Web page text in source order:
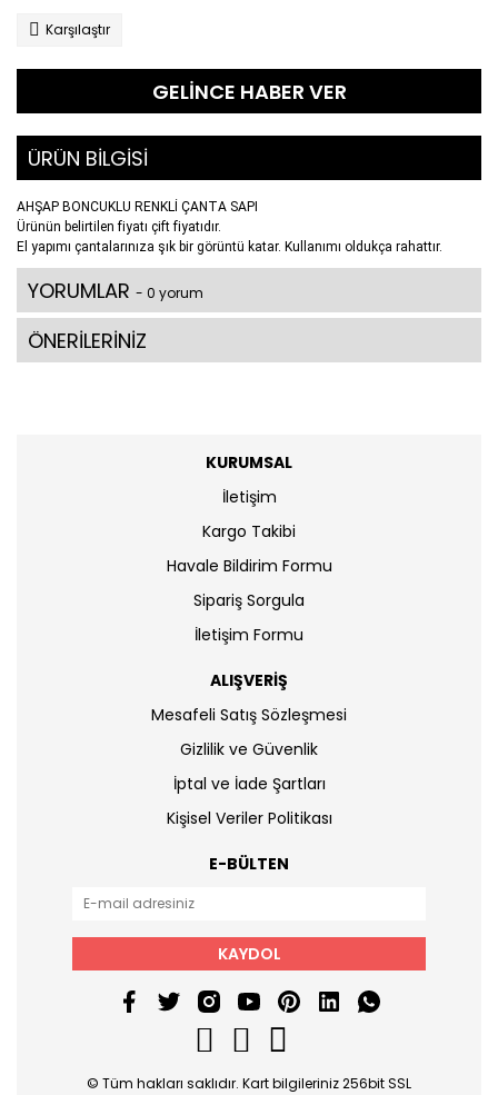
Karşılaştır
GELİNCE HABER VER
ÜRÜN BİLGİSİ
AHŞAP BONCUKLU RENKLİ ÇANTA SAPI
Ürünün belirtilen fiyatı çift fiyatıdır.
El yapımı çantalarınıza şık bir görüntü katar. Kullanımı oldukça rahattır.
YORUMLAR - 0 yorum
ÖNERİLERİNİZ
KURUMSAL
İletişim
Kargo Takibi
Havale Bildirim Formu
Sipariş Sorgula
İletişim Formu
ALIŞVERİŞ
Mesafeli Satış Sözleşmesi
Gizlilik ve Güvenlik
İptal ve İade Şartları
Kişisel Veriler Politikası
E-BÜLTEN
KAYDOL
© Tüm hakları saklıdır. Kart bilgileriniz 256bit SSL